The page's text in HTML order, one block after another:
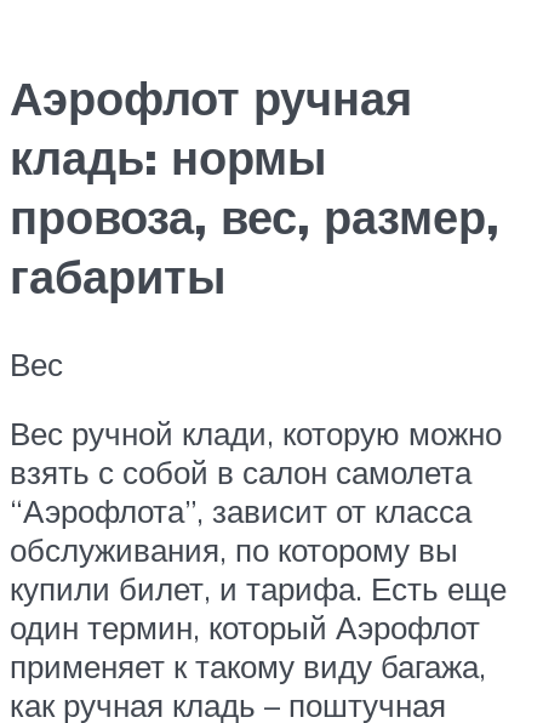
Аэрофлот ручная
кладь: нормы
провоза, вес, размер,
габариты
Вес
Вес ручной клади, которую можно
взять с собой в салон самолета
“Аэрофлота”, зависит от класса
обслуживания, по которому вы
купили билет, и тарифа. Есть еще
один термин, который Аэрофлот
применяет к такому виду багажа,
как ручная кладь – поштучная